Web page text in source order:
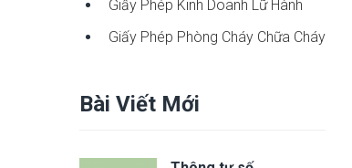
Giấy Phép Kinh Doanh Lữ Hành
Giấy Phép Phòng Cháy Chữa Cháy
Bài Viết Mới